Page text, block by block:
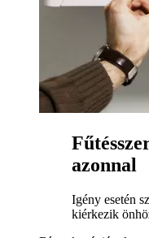
azonnal
Igény esetén
kiérkezik